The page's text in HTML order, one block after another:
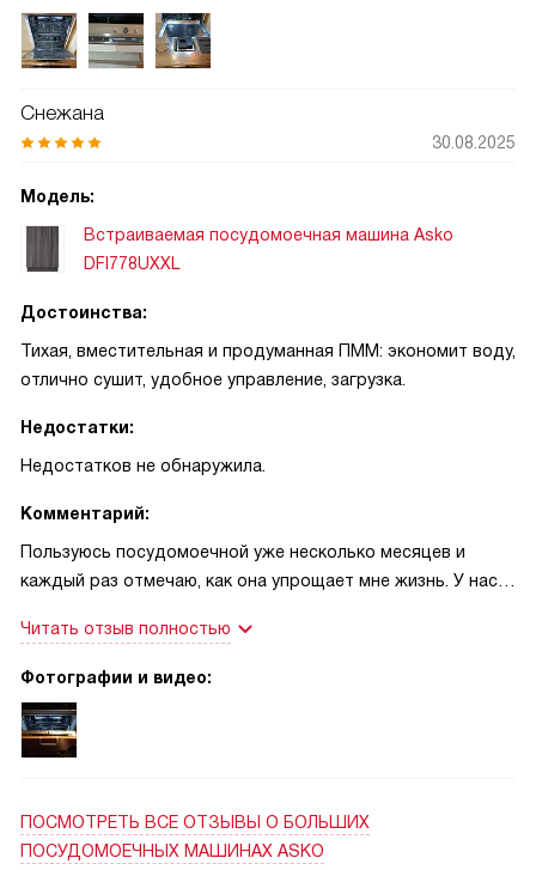
идеально чистой без разводов. Автоматическое
открывание двери в финале программы стало для меня
получается естественной и бережной, даже пластиковые
контейнеры высыхают полностью. Отдельно отмечу тихую
утром встречаю кухню без звуков и с идеально вымытой
посудой. Технологии PowerZone с зонами усиленной мойки
отлично справляются с пригоревшим на сковородках, что
Снежана
30.08.2025
Модель:
Встраиваемая посудомоечная машина Asko
DFI778UXXL
Достоинства:
Тихая, вместительная и продуманная ПММ: экономит воду,
отлично сушит, удобное управление, загрузка.
Недостатки:
Недостатков не обнаружила.
Комментарий:
Пользуюсь посудомоечной уже несколько месяцев и
каждый раз отмечаю, как она упрощает мне жизнь. У нас
приходилось отмывать гору тарелок вручную — теперь
это не про меня. Однажды был семейный обед с
загрузила всё, включила ускорённую программу, пошла
заниматься подготовкой десерта, а вернувшись, увидела
смотреть фильм, пока машина работает; шум почти не
Читать отзыв полностью
Фотографии и видео:
ПОСМОТРЕТЬ ВСЕ ОТЗЫВЫ О БОЛЬШИХ
ПОСУДОМОЕЧНЫХ МАШИНАХ ASKO